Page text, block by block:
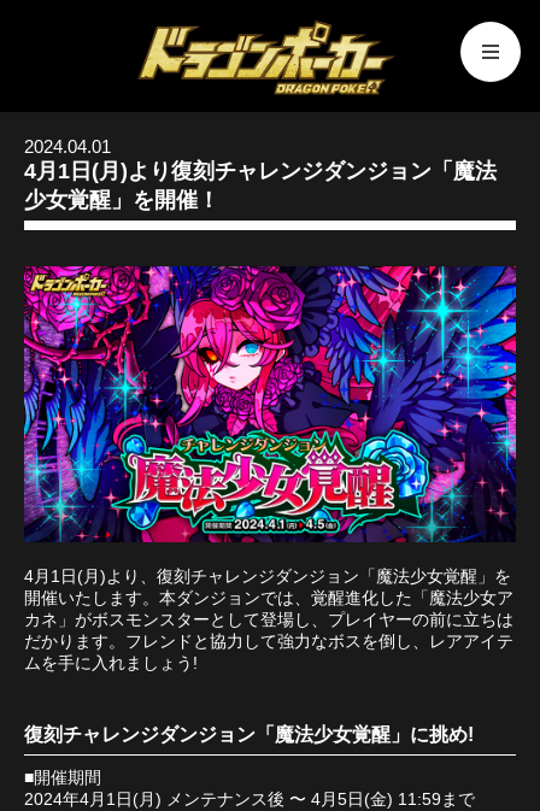
2024.04.01
4月1日(月)より復刻チャレンジダンジョン「魔法
少女覚醒」を開催！
4月1日(月)より、復刻チャレンジダンジョン「魔法少女覚醒」を
開催いたします。本ダンジョンでは、覚醒進化した「魔法少女ア
カネ」がボスモンスターとして登場し、プレイヤーの前に立ちは
だかります。フレンドと協力して強力なボスを倒し、レアアイテ
ムを手に入れましょう!
復刻チャレンジダンジョン「魔法少女覚醒」に挑め!
■開催期間
2024年4月1日(月) メンテナンス後 〜 4月5日(金) 11:59まで